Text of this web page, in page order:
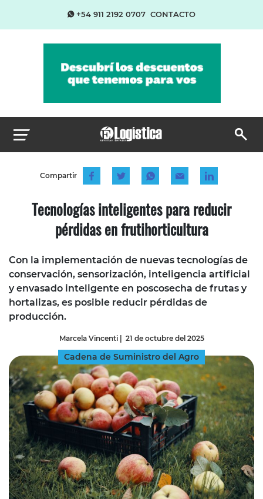
+54 911 2192 0707 CONTACTO
Compartir
Tecnologías inteligentes para reducir
pérdidas en frutihorticultura
Con la implementación de nuevas tecnologías de
conservación, sensorización, inteligencia artificial
y envasado inteligente en poscosecha de frutas y
hortalizas, es posible reducir pérdidas de
producción.
Marcela Vincenti| 21 de octubre del 2025
Cadena de Suministro del Agro